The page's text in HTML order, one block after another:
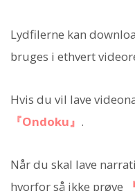
Lydfilerne kan
bruges i ethvert
Hvis du vil lave
『Ondoku』 .
Når du skal lave
hvorfor så ikke prøve